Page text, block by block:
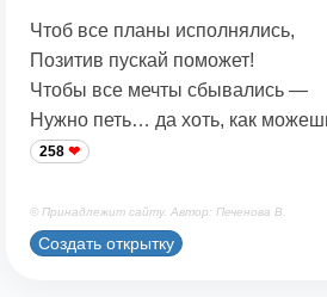
Чтоб все планы исполнялись,
Позитив пускай поможет!
Чтобы все мечты сбывались —
Нужно петь… да хоть, как
258
© Принадлежит сайту. Автор: Печенова В.
Создать открытку